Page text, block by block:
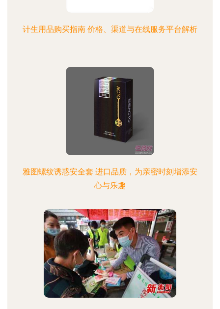
计生用品购买指南 价格、渠道与在线服务平台解析
雅图螺纹诱惑安全套 进口品质，为亲密时刻增添安
心与乐趣